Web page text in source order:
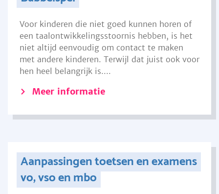
Voor kinderen die niet goed kunnen horen of
een taalontwikkelingsstoornis hebben, is het
niet altijd eenvoudig om contact te maken
met andere kinderen. Terwijl dat juist ook voor
hen heel belangrijk is....
Meer informatie
Aanpassingen toetsen en examens
vo, vso en mbo